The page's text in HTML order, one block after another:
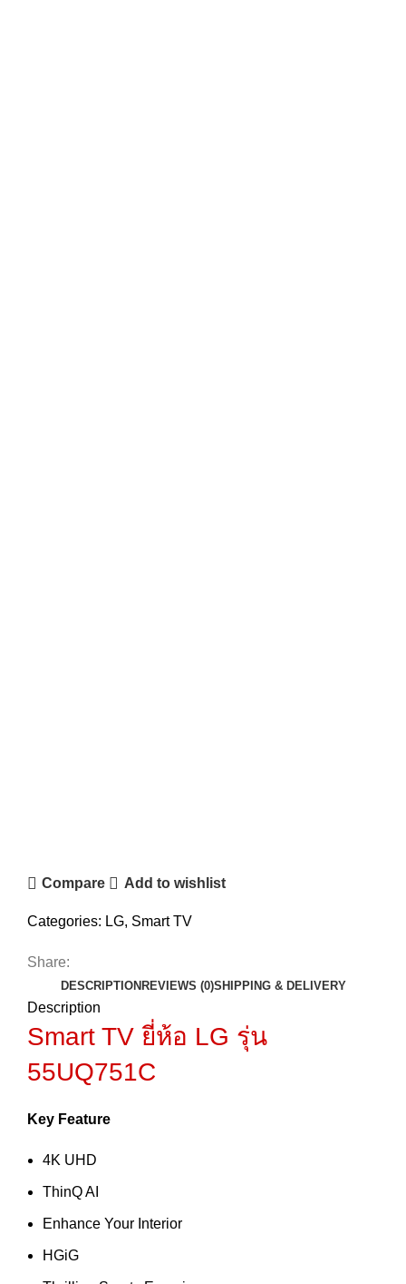
Compare Add to wishlist
Categories: LG, Smart TV
Share:
DESCRIPTION REVIEWS (0)SHIPPING & DELIVERY
Description
Smart TV ยี่ห้อ LG รุ่น
55UQ751C
Key Feature
4K UHD
ThinQ AI
Enhance Your Interior
HGiG